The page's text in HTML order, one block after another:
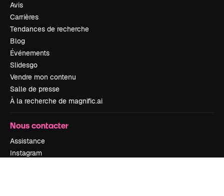
Avis
Carrières
Tendances de recherche
Blog
Événements
Slidesgo
Vendre mon contenu
Salle de presse
À la recherche de magnific.ai
Nous contacter
Assistance
Instagram